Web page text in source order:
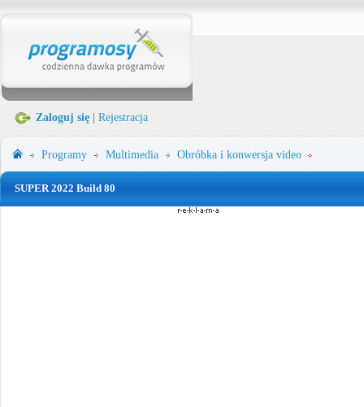
Zaloguj się Rejestracja
Programy Multimedia Obróbka i konwersja video
SUPER 2022 Build 80